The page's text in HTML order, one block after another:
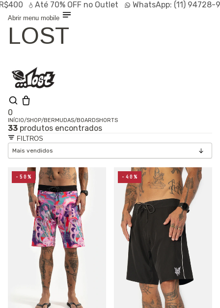
Até 70% OFFno Outlet WhatsApp:(11) 94728-9569
Abrir menu mobile
LOST
0
Shop
Lançamentos
Linhas
Especiais
SALE
INÍCIO/SHOP/BERMUDAS/BOARDSHORTS
33 produtos encontrados
FILTROS
-50% -40%